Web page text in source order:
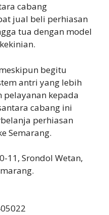
cabang
jual beli perhiasan
tua dengan model
begitu
antri yang lebih
kepada
cabang ini
perhiasan
Semarang.
11, Srondol Wetan,